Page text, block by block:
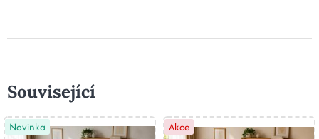
Související
Novinka
Akce